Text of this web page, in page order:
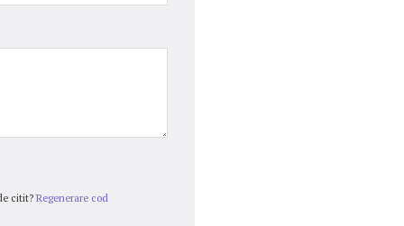
citit? Regenerare cod